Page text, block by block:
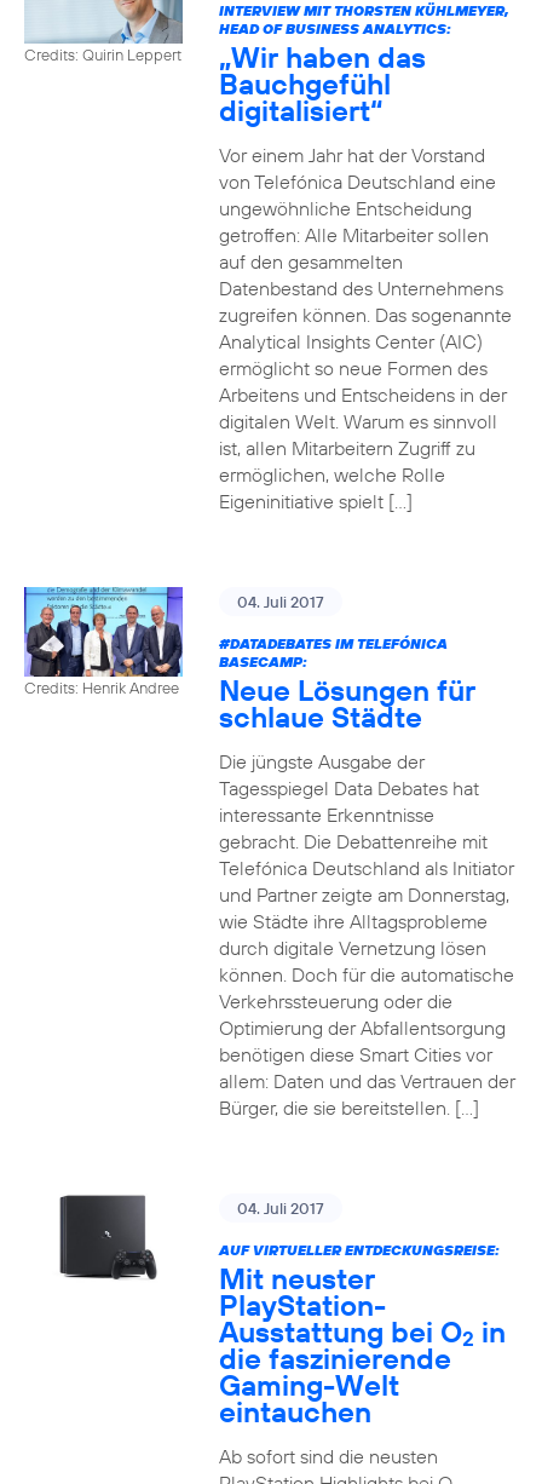
Credits: Quirin Leppert
INTERVIEW MIT THORSTEN KÜHLMEYER,
HEAD OF BUSINESS ANALYTICS:
„Wir haben das
Bauchgefühl
digitalisiert“
Vor einem Jahr hat der Vorstand
von Telefónica Deutschland eine
ungewöhnliche Entscheidung
getroffen: Alle Mitarbeiter sollen
auf den gesammelten
Datenbestand des Unternehmens
zugreifen können. Das sogenannte
Analytical Insights Center (AIC)
ermöglicht so neue Formen des
Arbeitens und Entscheidens in der
digitalen Welt. Warum es sinnvoll
ist, allen Mitarbeitern Zugriff zu
ermöglichen, welche Rolle
Eigeninitiative spielt […]
Credits: Henrik Andree
04. Juli 2017
#DATADEBATESIM TELEFÓNICA
BASECAMP:
Neue Lösungen für
schlaue Städte
Die jüngste Ausgabe der
Tagesspiegel Data Debates hat
interessante Erkenntnisse
gebracht. Die Debattenreihe mit
Telefónica Deutschland als Initiator
und Partner zeigte am Donnerstag,
wie Städte ihre Alltagsprobleme
durch digitale Vernetzung lösen
können. Doch für die automatische
Verkehrssteuerung oder die
Optimierung der Abfallentsorgung
benötigen diese Smart Cities vor
allem: Daten und das Vertrauen der
Bürger, die sie bereitstellen. […]
04. Juli 2017
AUF VIRTUELLER ENTDECKUNGSREISE:
Mit neuster
PlayStation-
Ausstattung bei O2 in
die faszinierende
Gaming-Welt
eintauchen
Ab sofort sind die neusten